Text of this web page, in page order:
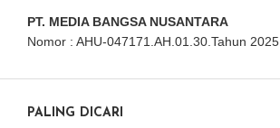
PT. MEDIA BANGSA NUSANTARA
Nomor : AHU-047171.AH.01.30.Tahun 2025
PALING DICARI